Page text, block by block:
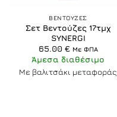
ΒΕΝΤΟΥΖΕΣ
Σετ Βεντούζες 17τμχ
SYNERGI
65.00 € Με ΦΠΑ
Άμεσα διαθέσιμο
Με βαλιτσάκι μεταφοράς